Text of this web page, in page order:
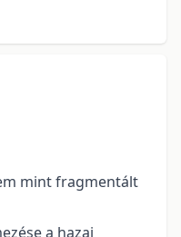
mint fragmentált
a hazai